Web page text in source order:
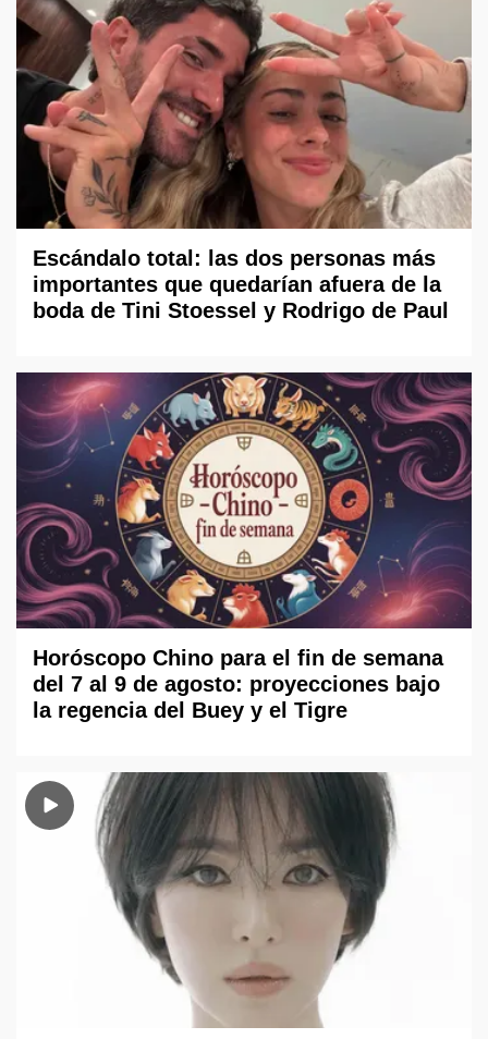
Escándalo total: las dos personas más
importantes que quedarían afuera de la
boda de Tini Stoessel y Rodrigo de Paul
Horóscopo Chino para el fin de semana
del 7 al 9 de agosto: proyecciones bajo
la regencia del Buey y el Tigre